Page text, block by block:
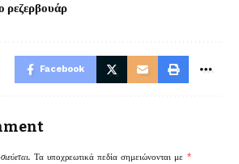
ρεζερβουάρ
Facebook
Τα υποχρεωτικά πεδία σημειώνονται με *